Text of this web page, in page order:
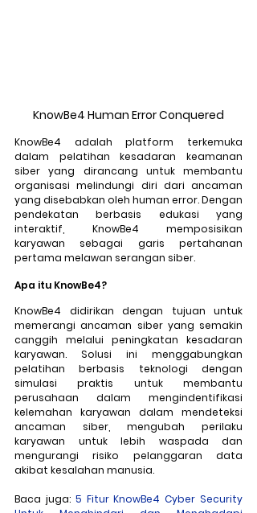
KnowBe4 Human Error Conquered
KnowBe4 adalah platform terkemuka
dalam pelatihan kesadaran keamanan
siber yang dirancang untuk membantu
organisasi melindungi diri dari ancaman
yang disebabkan oleh human error. Dengan
pendekatan berbasis edukasi yang
interaktif, KnowBe4 memposisikan
karyawan sebagai garis pertahanan
pertama melawan serangan siber.
Apa itu KnowBe4?
KnowBe4 didirikan dengan tujuan untuk
memerangi ancaman siber yang semakin
canggih melalui peningkatan kesadaran
karyawan. Solusi ini menggabungkan
pelatihan berbasis teknologi dengan
simulasi praktis untuk membantu
perusahaan dalam mengindentifikasi
kelemahan karyawan dalam mendeteksi
ancaman siber, mengubah perilaku
karyawan untuk lebih waspada dan
mengurangi risiko pelanggaran data
akibat kesalahan manusia.
Baca juga: 5 Fitur KnowBe4 Cyber Security